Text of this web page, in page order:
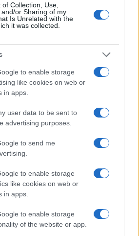
Collection, Use,
or Sharing of my
Is Unrelated with the
it was collected.
to enable storage
like cookies on web or
in apps.
user data to be sent to
advertising purposes.
to send me
to enable storage
like cookies on web or
in apps.
to enable storage
of the website or app.